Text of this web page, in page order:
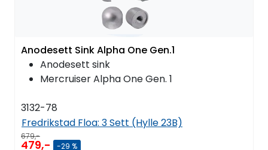
Anodesett Sink Alpha One Gen.1
Anodesett sink
Mercruiser Alpha One Gen. 1
3132-78
Fredrikstad Floa: 3 Sett (Hylle 23B)
679,-
479,- -29 %